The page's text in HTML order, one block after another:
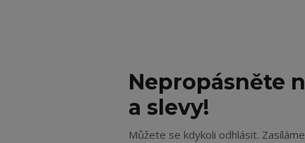
Nepropásněte
a slevy!
Můžete se kdykoli odhlásit.